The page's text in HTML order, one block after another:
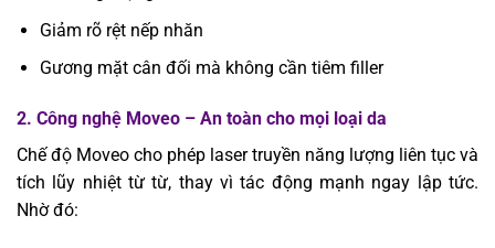
Giảm rõ rệt nếp nhăn
Gương mặt cân đối mà không cần tiêm filler
2. Công nghệ Moveo – An toàn cho mọi loại da
Chế độ Moveo cho phép laser truyền năng lượng liên tục và
tích lũy nhiệt từ từ, thay vì tác động mạnh ngay lập tức.
Nhờ đó: